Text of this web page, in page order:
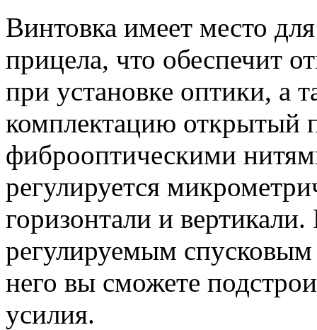
Винтовка имеет место
прицела, что обеспечит
при установке оптики, а
комплектацию открытый
фиброоптическими
регулируется
горизонтали и
регулируемым
него вы сможете
усилия.